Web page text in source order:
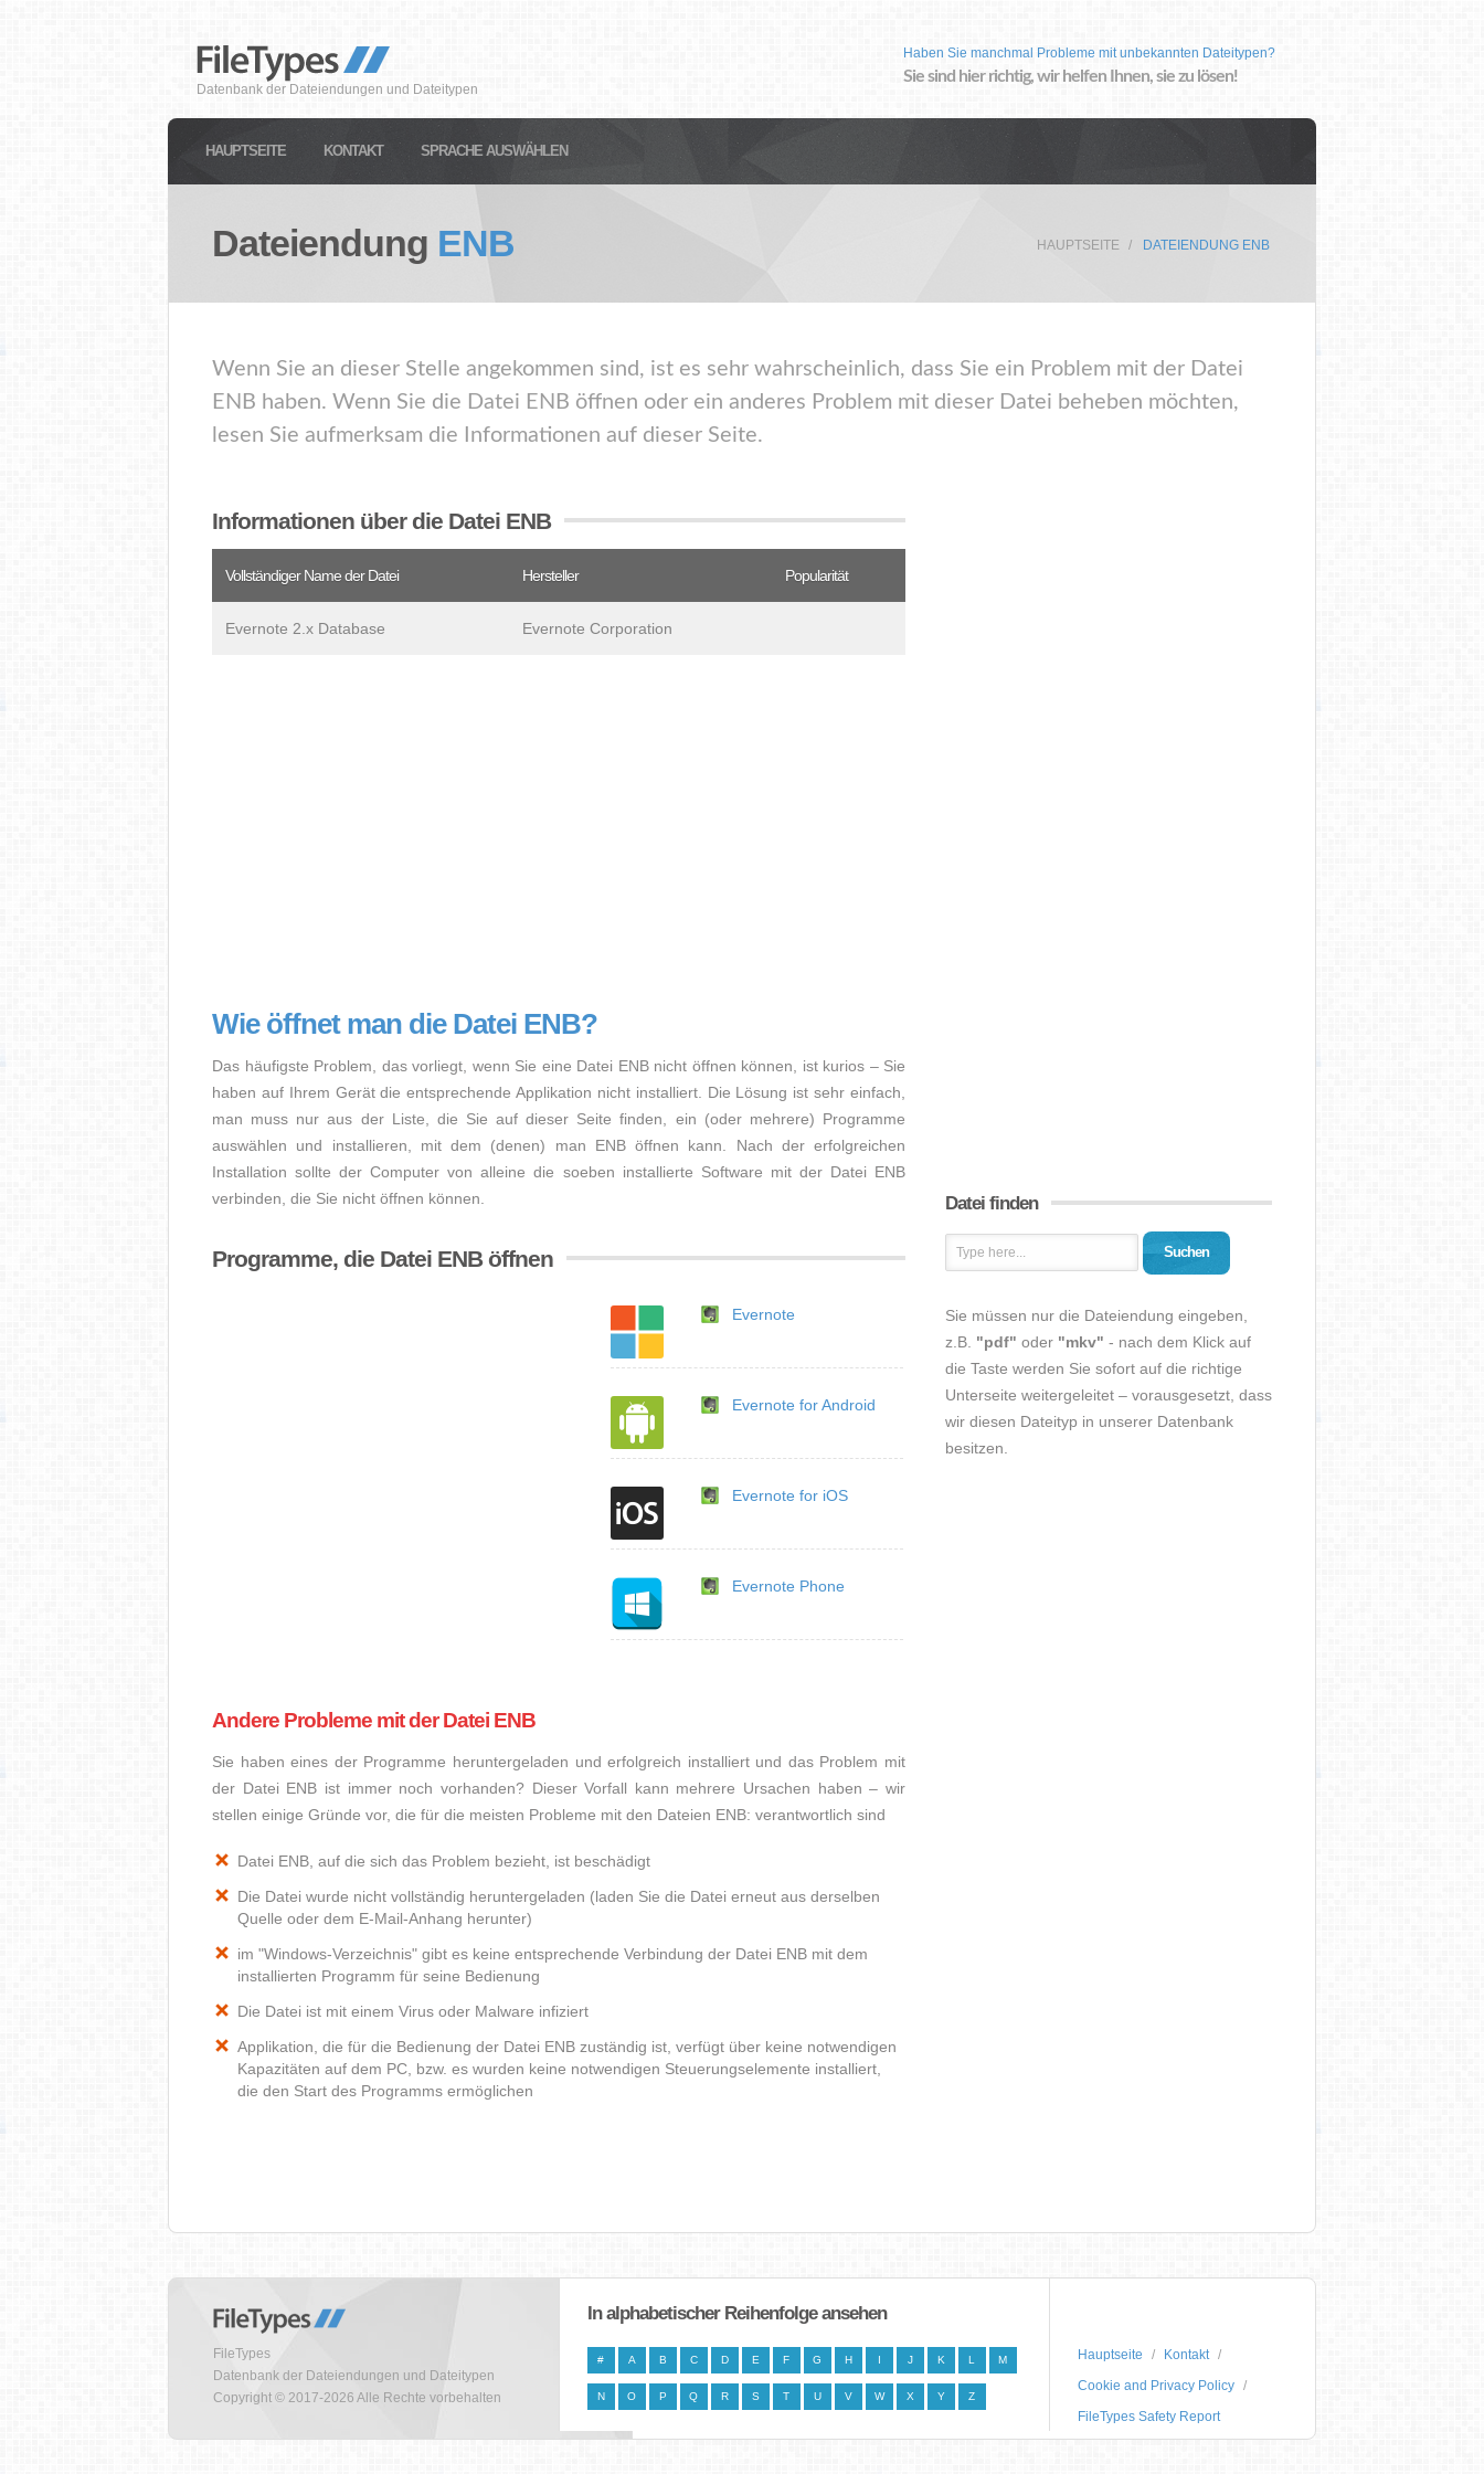
Datenbank der Dateiendungen und Dateitypen
Haben Sie manchmal Probleme mit unbekannten Dateitypen?
Sie sind hier richtig, wir helfen Ihnen, sie zu lösen!
HAUPTSEITE KONTAKT SPRACHE AUSWÄHLEN
Dateiendung ENB HAUPTSEITE DATEIENDUNG ENB
Wenn Sie an dieser Stelle angekommen sind, ist es sehr wahrscheinlich, dass Sie ein Problem mit der Datei
ENB haben. Wenn Sie die Datei ENB öffnen oder ein anderes Problem mit dieser Datei beheben möchten,
lesen Sie aufmerksam die Informationen auf dieser Seite.
Informationen über die Datei ENB
Vollständiger Name der Datei Hersteller Popularität
Evernote 2.x Database Evernote Corporation
Wie öffnet man die Datei ENB?
Das häufigste Problem, das vorliegt, wenn Sie eine Datei ENB nicht öffnen können, ist kurios – Sie
haben auf Ihrem Gerät die entsprechende Applikation nicht installiert. Die Lösung ist sehr einfach,
man muss nur aus der Liste, die Sie auf dieser Seite finden, ein (oder mehrere) Programme
auswählen und installieren, mit dem (denen) man ENB öffnen kann. Nach der erfolgreichen
Installation sollte der Computer von alleine die soeben installierte Software mit der Datei ENB
verbinden, die Sie nicht öffnen können.
Programme, die Datei ENB öffnen
Evernote
Evernote for Android
Evernote for iOS
Evernote Phone
Andere Probleme mit der Datei ENB
Sie haben eines der Programme heruntergeladen und erfolgreich installiert und das Problem mit
der Datei ENB ist immer noch vorhanden? Dieser Vorfall kann mehrere Ursachen haben – wir
stellen einige Gründe vor, die für die meisten Probleme mit den Dateien ENB: verantwortlich sind
Datei ENB, auf die sich das Problem bezieht, ist beschädigt
Die Datei wurde nicht vollständig heruntergeladen (laden Sie die Datei erneut aus derselben
Quelle oder dem E-Mail-Anhang herunter)
im "Windows-Verzeichnis" gibt es keine entsprechende Verbindung der Datei ENB mit dem
installierten Programm für seine Bedienung
Die Datei ist mit einem Virus oder Malware infiziert
Applikation, die für die Bedienung der Datei ENB zuständig ist, verfügt über keine notwendigen
Kapazitäten auf dem PC, bzw. es wurden keine notwendigen Steuerungselemente installiert,
die den Start des Programms ermöglichen
Datei finden
Suchen
Sie müssen nur die Dateiendung eingeben,
z.B. "pdf" oder "mkv" - nach dem Klick auf
die Taste werden Sie sofort auf die richtige
Unterseite weitergeleitet – vorausgesetzt, dass
wir diesen Dateityp in unserer Datenbank
besitzen.
FileTypes
Datenbank der Dateiendungen und Dateitypen
Copyright © 2017-2026 Alle Rechte vorbehalten
In alphabetischer Reihenfolge ansehen
# A B C D E F G H I J K L M
N O P Q R S T U V W X Y Z
Hauptseite
Kontakt
Cookie and Privacy Policy
FileTypes Safety Report